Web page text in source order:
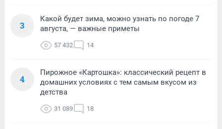
3
Какой будет зима, можно узнать по погоде 7
августа, — важные приметы
57 432 14
4
Пирожное «Картошка»: классический рецепт в
домашних условиях с тем самым вкусом из
детства
31 089 18